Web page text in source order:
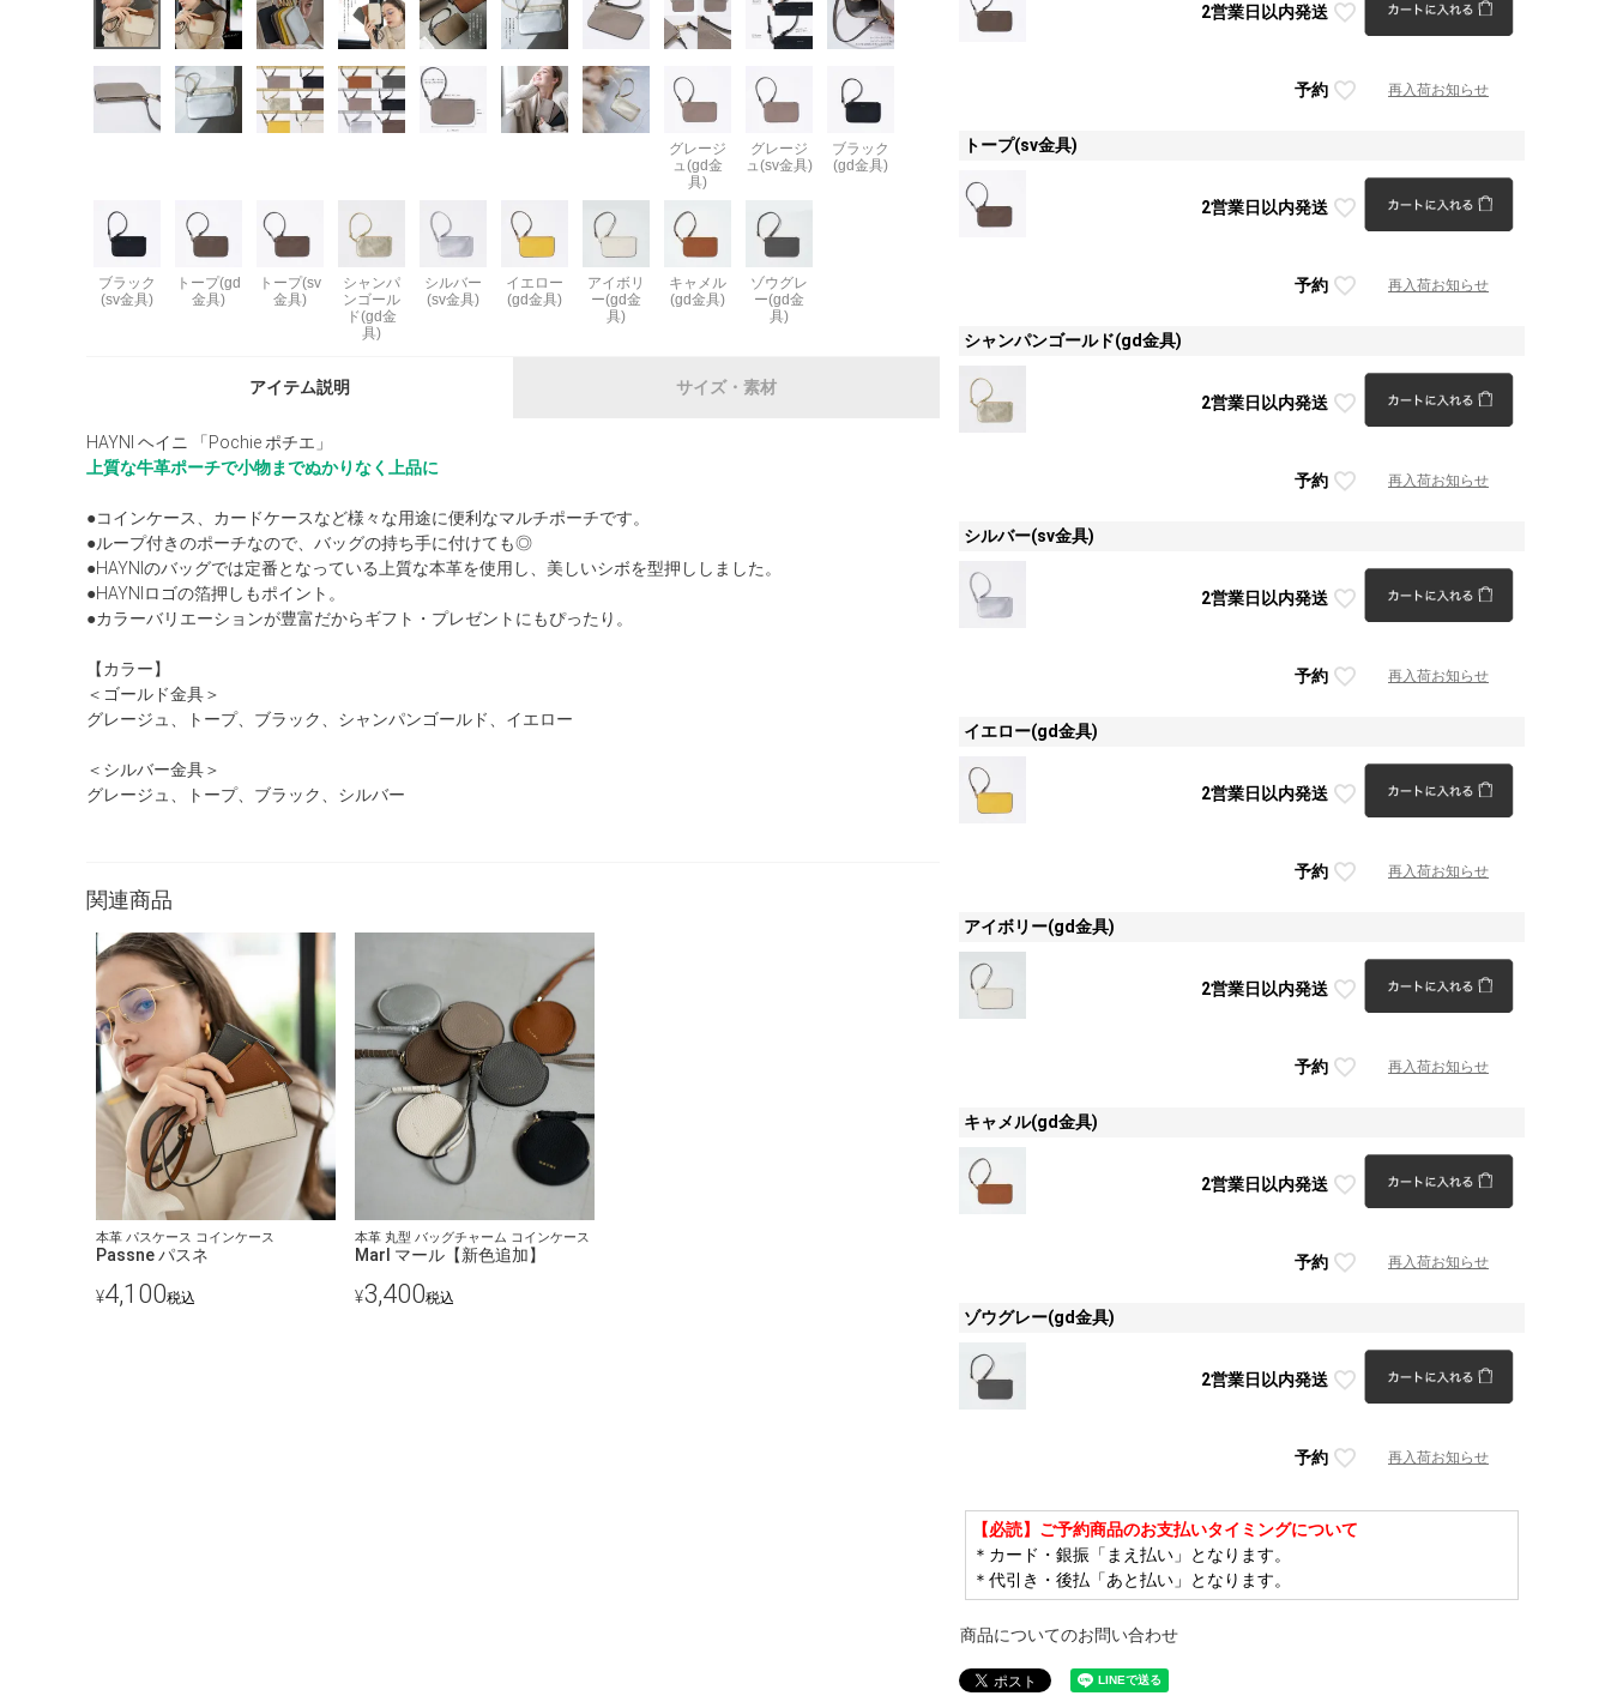
グレージ
ュ(gd金
具)
グレージ
ュ(sv金具)
ブラック
(gd金具)
ブラック
(sv金具)
トープ(gd
金具)
トープ(sv
金具)
シャンパ
ンゴール
ド(gd金
具)
シルバー
(sv金具)
イエロー
(gd金具)
アイボリ
ー(gd金
具)
キャメル
(gd金具)
ゾウグレ
ー(gd金
具)
アイテム説明 サイズ・素材
HAYNI ヘイニ 「Pochie ポチエ」
上質な牛革ポーチで小物までぬかりなく上品に
●コインケース、カードケースなど様々な用途に便利なマルチポーチです。
●ループ付きのポーチなので、バッグの持ち手に付けても◎
●HAYNIのバッグでは定番となっている上質な本革を使用し、美しいシボを型押ししました。
●HAYNIロゴの箔押しもポイント。
●カラーバリエーションが豊富だからギフト・プレゼントにもぴったり。
【カラー】
＜ゴールド金具＞
グレージュ、トープ、ブラック、シャンパンゴールド、イエロー
＜シルバー金具＞
グレージュ、トープ、ブラック、シルバー
関連商品
本革 パスケース コインケース
Passne パスネ
¥4,100税込
本革 丸型 バッグチャーム コインケース
Marl マール【新色追加】
¥3,400税込
2営業日以内発送
予約 再入荷お知らせ
トープ(sv金具)
2営業日以内発送
予約 再入荷お知らせ
シャンパンゴールド(gd金具)
2営業日以内発送
予約 再入荷お知らせ
シルバー(sv金具)
2営業日以内発送
予約 再入荷お知らせ
イエロー(gd金具)
2営業日以内発送
予約 再入荷お知らせ
アイボリー(gd金具)
2営業日以内発送
予約 再入荷お知らせ
キャメル(gd金具)
2営業日以内発送
予約 再入荷お知らせ
ゾウグレー(gd金具)
2営業日以内発送
予約 再入荷お知らせ
【必読】ご予約商品のお支払いタイミングについて
＊カード・銀振「まえ払い」となります。
＊代引き・後払「あと払い」となります。
商品についてのお問い合わせ